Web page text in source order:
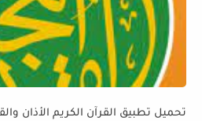
تحميل تطبيق القرآن الكريم الأذان